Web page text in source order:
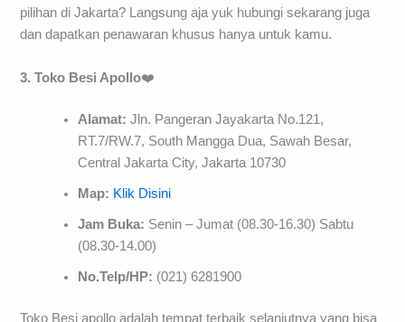
pilihan di Jakarta? Langsung aja yuk hubungi sekarang juga
dan dapatkan penawaran khusus hanya untuk kamu.
3. Toko Besi Apollo❤️
Alamat: Jln. Pangeran Jayakarta No.121,
RT.7/RW.7, South Mangga Dua, Sawah Besar,
Central Jakarta City, Jakarta 10730
Map: Klik Disini
Jam Buka: Senin – Jumat (08.30-16.30) Sabtu
(08.30-14.00)
No.Telp/HP: (021) 6281900
Toko Besi apollo adalah tempat terbaik selanjutnya yang bisa